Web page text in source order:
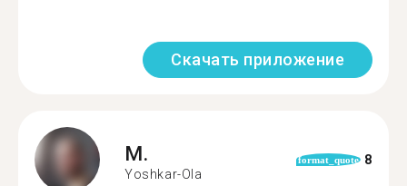
Скачать приложение
M.
Yoshkar-Ola
format_quote 8